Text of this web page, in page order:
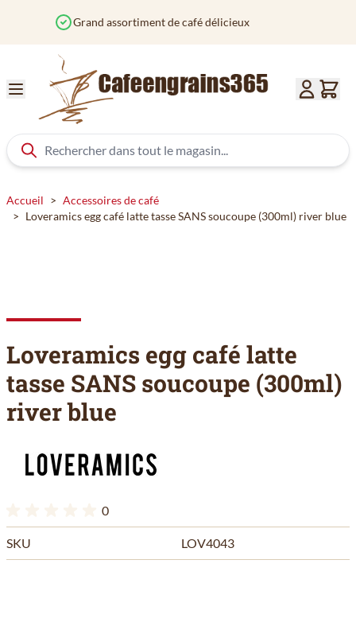
Commandé avant 12h? Expédié aujourd'hui
Accueil > Accessoires de café
> Loveramics egg café latte tasse SANS soucoupe (300ml) river blue
Loveramics egg café latte
tasse SANS soucoupe (300ml)
river blue
0
SKU LOV4043